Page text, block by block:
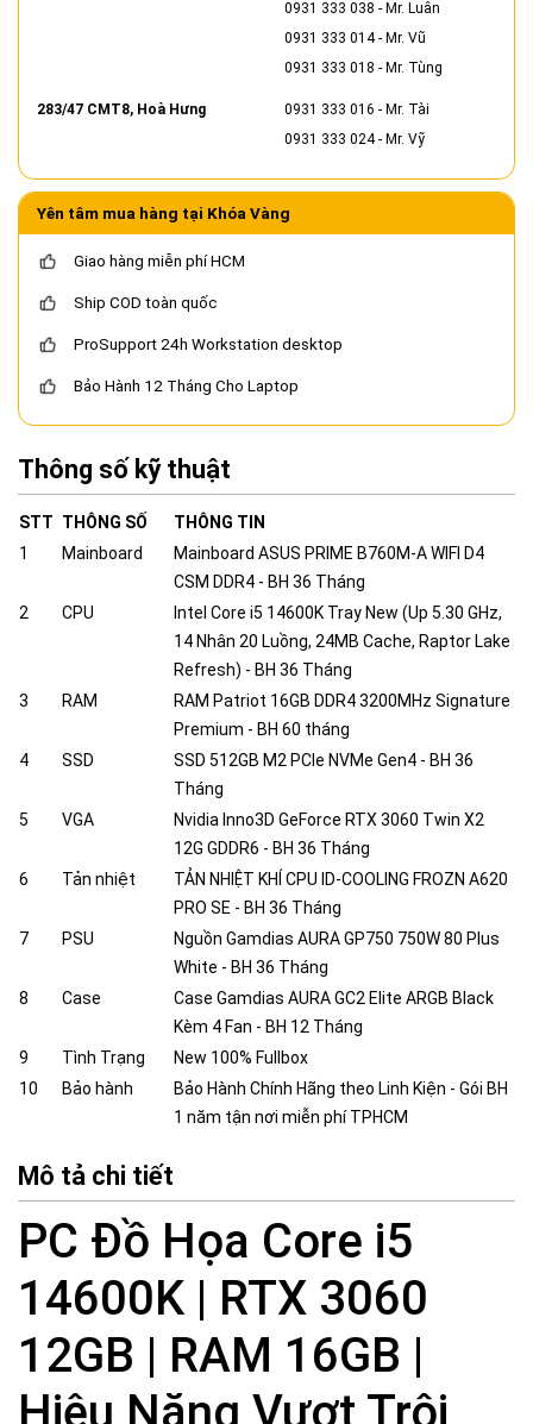
0931 333 038 - Mr. Luân
0931 333 014- Mr. Vũ
0931 333 018 - Mr. Tùng
283/47 CMT8, Hoà Hưng 0931 333 016 - Mr. Tài
0931 333 024- Mr. Vỹ
Yên tâm mua hàng tại Khóa Vàng
Giao hàng miễn phí HCM
Ship COD toàn quốc
ProSupport 24h Workstation desktop
Bảo Hành 12 Tháng Cho Laptop
Thông số kỹ thuật
STT THÔNG SỐ
THÔNG TIN
1
Mainboard
Mainboard ASUS PRIME B760M-A WIFI D4
CSM DDR4 - BH 36 Tháng
2
CPU
Intel Core i5 14600K Tray New (Up 5.30 GHz,
14 Nhân 20 Luồng, 24MB Cache, Raptor Lake
Refresh) - BH 36 Tháng
3
RAM
RAM Patriot 16GB DDR4 3200MHz Signature
Premium - BH 60 tháng
4
SSD
SSD 512GB M2 PCIe NVMe Gen4 - BH 36
Tháng
5
VGA
Nvidia Inno3D GeForce RTX 3060 Twin X2
12G GDDR6 - BH 36 Tháng
6
Tản nhiệt
TẢN NHIỆT KHÍ CPU ID-COOLING FROZN A620
PRO SE - BH 36 Tháng
7
PSU
Nguồn Gamdias AURA GP750 750W 80 Plus
White - BH 36 Tháng
8
Case
Case Gamdias AURA GC2 Elite ARGB Black
Kèm 4 Fan - BH 12 Tháng
9
Tình Trạng
New 100% Fullbox
10
Bảo hành
Bảo Hành Chính Hãng theo Linh Kiện - Gói BH
1 năm tận nơi miễn phí TPHCM
Mô tả chi tiết
PC Đồ Họa Core i5
14600K | RTX 3060
12GB | RAM 16GB |
Hiệu Năng Vượt Trội